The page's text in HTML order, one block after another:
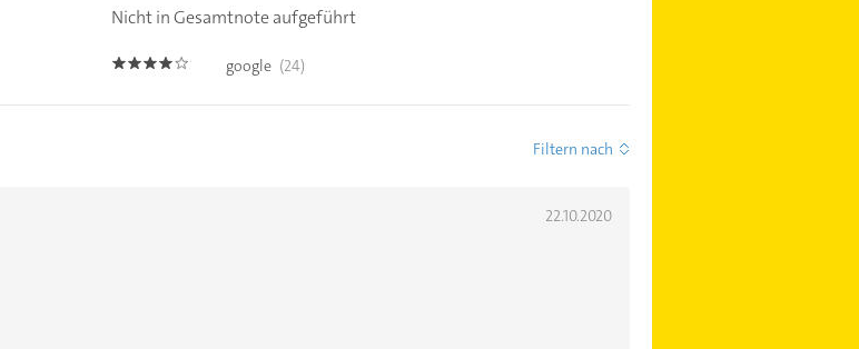
Nicht in Gesamtnote aufgeführt
4.0 google (24)
Filtern nach
22.10.2020